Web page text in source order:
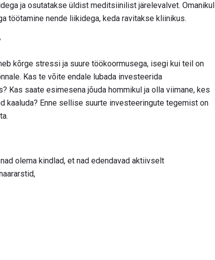
ja osutatakse üldist meditsiinilist järelevalvet. Omanikul
töötamine nende liikidega, keda ravitakse kliinikus.
kõrge stressi ja suure töökoormusega, isegi kui teil on
Kas te võite endale lubada investeerida
Kas saate esimesena jõuda hommikul ja olla viimane, kes
kaaluda? Enne sellise suurte investeeringute tegemist on
olema kindlad, et nad edendavad aktiivselt